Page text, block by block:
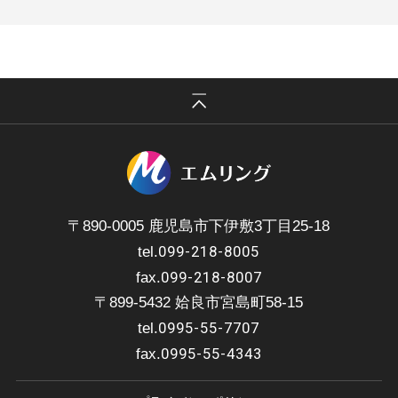
〒890-0005 鹿児島市下伊敷3丁目25-18
tel.099-218-8005
fax.099-218-8007
〒899-5432 姶良市宮島町58-15
tel.0995-55-7707
fax.0995-55-4343